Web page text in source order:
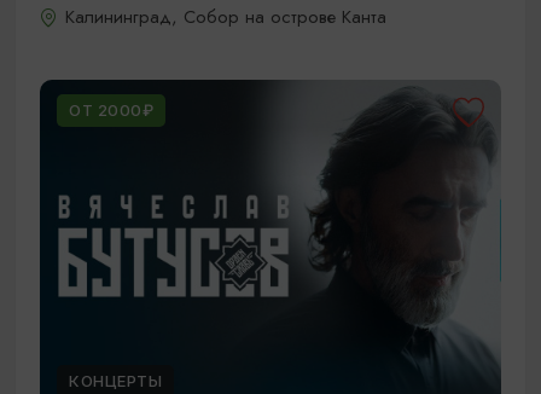
Калининград, Собор на острове Канта
ОТ 2000₽
КОНЦЕРТЫ